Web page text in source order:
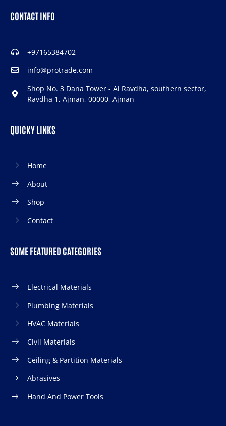
CONTACT INFO
+97165384702
info@protrade.com
Shop No. 3 Dana Tower - Al Ravdha, southern sector,
Ravdha 1, Ajman, 00000, Ajman
QUICKY LINKS
Home
About
Shop
Contact
SOME FEATURED CATEGORIES
Electrical Materials
Plumbing Materials
HVAC Materials
Civil Materials
Ceiling & Partition Materials
Abrasives
Hand And Power Tools